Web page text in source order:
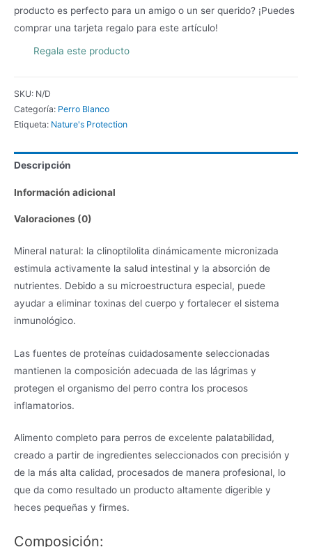
y
Krill
Blanco
Toda
Raza
producto es perfecto para un amigo o un ser querido? ¡Puedes
comprar una tarjeta regalo para este artículo!
Regala este producto
SKU: N/D
Categoría: Perro Blanco
Etiqueta: Nature's Protection
Descripción
Información adicional
Valoraciones (0)
Mineral natural: la clinoptilolita dinámicamente micronizada
estimula activamente la salud intestinal y la absorción de
nutrientes. Debido a su microestructura especial, puede
ayudar a eliminar toxinas del cuerpo y fortalecer el sistema
inmunológico.
Las fuentes de proteínas cuidadosamente seleccionadas
mantienen la composición adecuada de las lágrimas y
protegen el organismo del perro contra los procesos
inflamatorios.
Alimento completo para perros de excelente palatabilidad,
creado a partir de ingredientes seleccionados con precisión y
de la más alta calidad, procesados ​​de manera profesional, lo
que da como resultado un producto altamente digerible y
heces pequeñas y firmes.
Composición: